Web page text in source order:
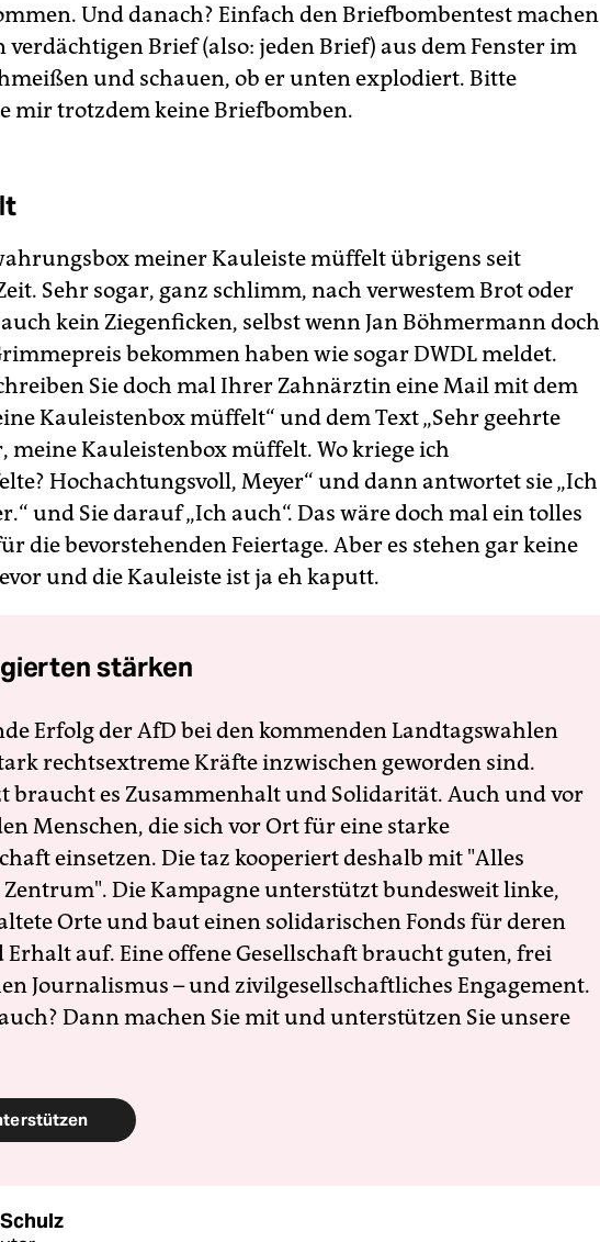
Und danach? Einfach den Briefbombentest machen
verdächtigen Brief (also: jeden Brief) aus dem Fenster im
und schauen, ob er unten explodiert. Bitte
mir trotzdem keine Briefbomben.
meiner Kauleiste müffelt übrigens seit
Sehr sogar, ganz schlimm, nach verwestem Brot oder
kein Ziegenficken, selbst wenn Jan Böhmermann doch
bekommen haben wie sogar DWDL meldet.
Sie doch mal Ihrer Zahnärztin eine Mail mit dem
Kauleistenbox müffelt“ und dem Text „Sehr geehrte
meine Kauleistenbox müffelt. Wo kriege ich
Hochachtungsvoll, Meyer“ und dann antwortet sie „Ich
und Sie darauf „Ich auch“. Das wäre doch mal ein tolles
die bevorstehenden Feiertage. Aber es stehen gar keine
und die Kauleiste ist ja eh kaputt.
stärken
Erfolg der AfD bei den kommenden Landtagswahlen
rechtsextreme Kräfte inzwischen geworden sind.
braucht es Zusammenhalt und Solidarität. Auch und vor
Menschen, die sich vor Ort für eine starke
einsetzen. Die taz kooperiert deshalb mit "Alles
Die Kampagne unterstützt bundesweit linke,
Orte und baut einen solidarischen Fonds für deren
Erhalt auf. Eine offene Gesellschaft braucht guten, frei
Journalismus – und zivilgesellschaftliches Engagement.
Dann machen Sie mit und unterstützen Sie unsere